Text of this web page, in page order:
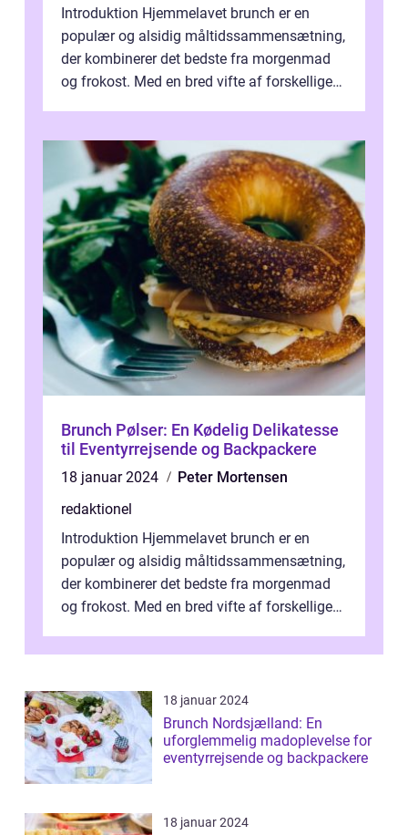
Introduktion Hjemmelavet brunch er en
populær og alsidig måltidssammensætning,
der kombinerer det bedste fra morgenmad
og frokost. Med en bred vifte af forskellige
Brunch Pølser: En Kødelig Delikatesse
til Eventyrrejsende og Backpackere
18 januar 2024
Peter Mortensen
redaktionel
Introduktion Hjemmelavet brunch er en
populær og alsidig måltidssammensætning,
der kombinerer det bedste fra morgenmad
og frokost. Med en bred vifte af forskellige
18 januar 2024
Brunch Nordsjælland: En
uforglemmelig madoplevelse for
eventyrrejsende og backpackere
18 januar 2024